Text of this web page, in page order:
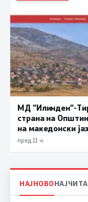
МД “Илинден“-
страна на
на македонски
пред 11 ч.
НАЈНОВО